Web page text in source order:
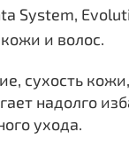
System,
и волос.
сухость
надолго
ухода.